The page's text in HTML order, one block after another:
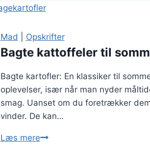
Mad Opskrifter
Bagte kattoffeler til
Bagte kartofler: En klassiker til
oplevelser, især når man nyder
smag. Uanset om du foretrækker
vinder. De kan…
Læs mereBagte